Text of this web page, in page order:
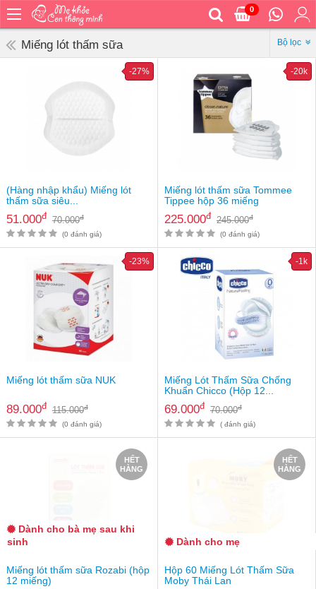
0
Bé
đi
ra
ngoài
Bé
tắm
chơi
mà
học
cho
bố
Đồ
dùng
Miếng lót thấm sữa Bộ lọc
(Hàng nhập khẩu) Miếng lót
thấm sữa siêu...
51.000đ 70.000đ
-27%
(0 đánh giá)
Miếng lót thấm sữa Tommee
Tippee hộp 36 miếng
225.000đ 245.000đ
-20k
(0 đánh giá)
Miếng lót thấm sữa NUK
89.000đ 115.000đ
-23%
(0 đánh giá)
Miếng Lót Thấm Sữa Chống
Khuẩn Chicco (Hộp 12...
69.000đ 70.000đ
-1k
( đánh giá)
Miếng lót thấm sữa Rozabi (hộp
12 miếng)
HẾT
HÀNG
Dành cho bà mẹ sau khi
sinh
Hộp 60 Miếng Lót Thấm Sữa
Moby Thái Lan
HẾT
HÀNG
Dành cho mẹ